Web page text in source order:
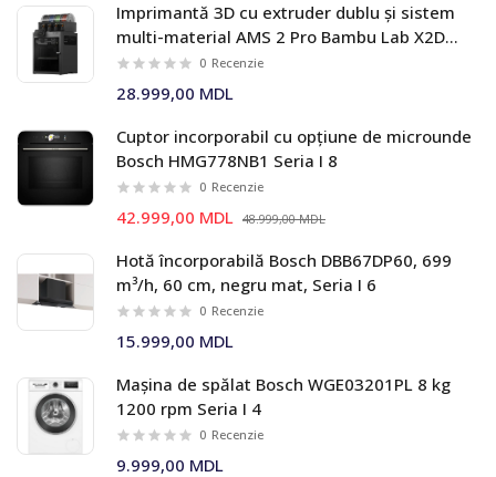
Imprimantă 3D cu extruder dublu și sistem
multi-material AMS 2 Pro Bambu Lab X2D
Combo
0 Recenzie
28.999,00 MDL
Cuptor incorporabil cu opțiune de microunde
Bosch HMG778NB1 Seria I 8
0 Recenzie
42.999,00 MDL 48.999,00 MDL
Hotă încorporabilă Bosch DBB67DP60, 699
m³/h, 60 cm, negru mat, Seria I 6
0 Recenzie
15.999,00 MDL
Mașina de spălat Bosch WGE03201PL 8 kg
1200 rpm Seria I 4
0 Recenzie
9.999,00 MDL